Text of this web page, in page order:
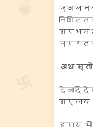
शरभमथ
अथ
शर्वाय